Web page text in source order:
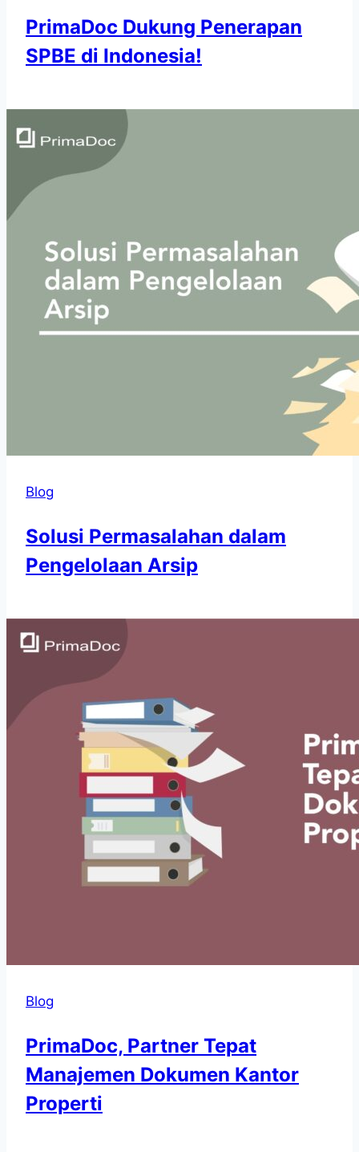
PrimaDoc Dukung Penerapan
SPBE di Indonesia!
Blog
Solusi Permasalahan dalam
Pengelolaan Arsip
Blog
PrimaDoc, Partner Tepat
Manajemen Dokumen Kantor
Properti